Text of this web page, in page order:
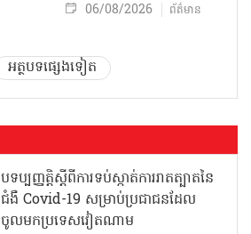
06/08/2026 ព័ត៌មាន
អត្ថបទផ្សេងទៀត
បទប្បញ្ញត្តិស្តីពីការទប់ស្កាត់ការរាតត្បាតនៃ
ជំងឺ Covid-19 សម្រាប់ប្រជាជនដែល
ចូលមកប្រទេសវៀតណាម